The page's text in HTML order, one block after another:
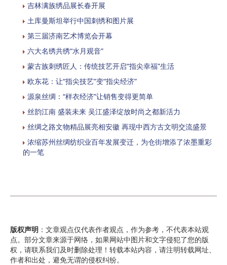
吉林满族绣品展长春开展
土库曼斯坦举行中国刺绣和图片展
第三届济南艺术博览会开幕
六大名绣共绣“水月观音”
蒙古族刺绣匠人：传统技艺开启“指尖幸福”生活
欧东花：让“指尖技艺”变“指尖经济”
源泉丝绸：“样衣经济”让销售变得更简单
丝韵江南 盛装未来 吴江盛泽绽放时尚之都新活力
丝绸之路文物精品展亮相安徽 再现中西方古文明交流盛景
浓缩苏州丝绸纺织业百年发展变迁，为仓街增添了浓墨重彩
的一笔
版权声明 ：文章观点仅代表作者观点，作为参考，不代表本站观
点。部分文章来源于网络，如果网站中图片和文字侵犯了您的版
权，请联系我们及时删除处理！转载本站内容，请注明转载网址、
作者和出处，避免无谓的侵权纠纷。